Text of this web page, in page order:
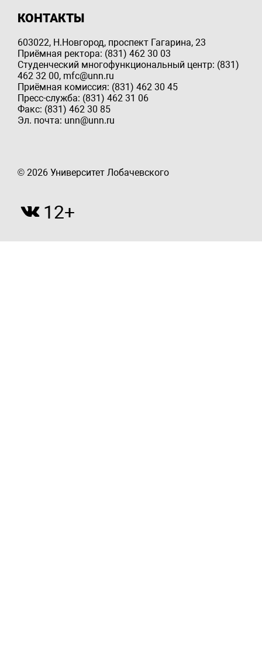
КОНТАКТЫ
603022, Н.Новгород, проспект Гагарина, 23
Приёмная ректора: (831) 462 30 03
Студенческий многофункциональный центр: (831)
462 32 00, mfc@unn.ru
Приёмная комиссия: (831) 462 30 45
Пресс-служба: (831) 462 31 06
Факс: (831) 462 30 85
Эл. почта: unn@unn.ru
© 2026 Университет Лобачевского
12+